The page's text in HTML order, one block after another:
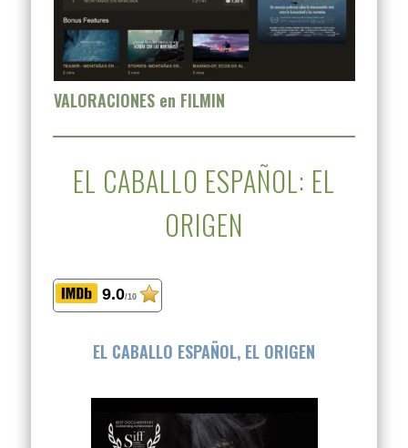
VALORACIONES en FILMIN
EL CABALLO ESPAÑOL: EL
ORIGEN
9.0/10
EL CABALLO ESPAÑOL, EL ORIGEN